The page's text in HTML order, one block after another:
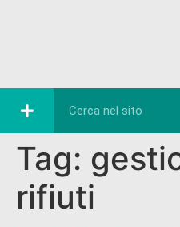
Tag:
rifiuti